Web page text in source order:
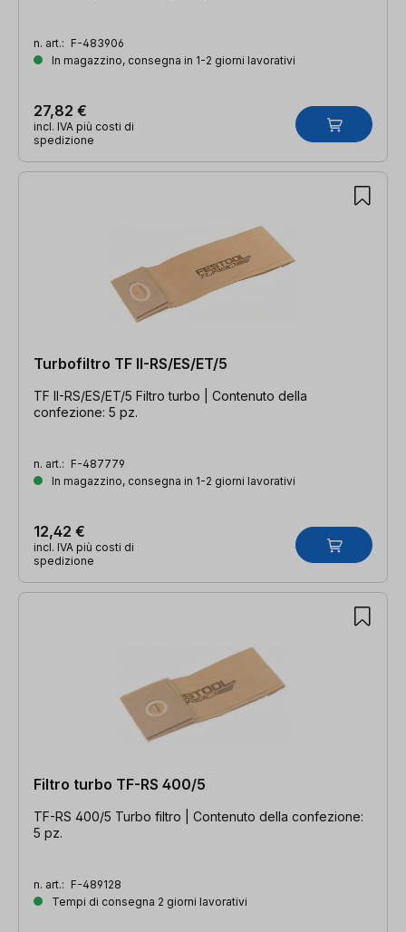
n. art.: F-483906
In magazzino, consegna in 1-2 giorni lavorativi
27,82 €
incl. IVA più costi di
spedizione
Turbofiltro TF II-RS/ES/ET/5
TF II-RS/ES/ET/5 Filtro turbo | Contenuto della
confezione: 5 pz.
n. art.: F-487779
In magazzino, consegna in 1-2 giorni lavorativi
12,42 €
incl. IVA più costi di
spedizione
Filtro turbo TF-RS 400/5
TF-RS 400/5 Turbo filtro | Contenuto della confezione:
5 pz.
n. art.: F-489128
Tempi di consegna 2 giorni lavorativi